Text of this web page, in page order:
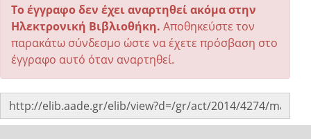
Το έγγραφο δεν έχει αναρτηθεί ακόμα στην
Ηλεκτρονική Βιβλιοθήκη. Αποθηκεύστε τον
παρακάτω σύνδεσμο ώστε να έχετε πρόσβαση στο
έγγραφο αυτό όταν αναρτηθεί.